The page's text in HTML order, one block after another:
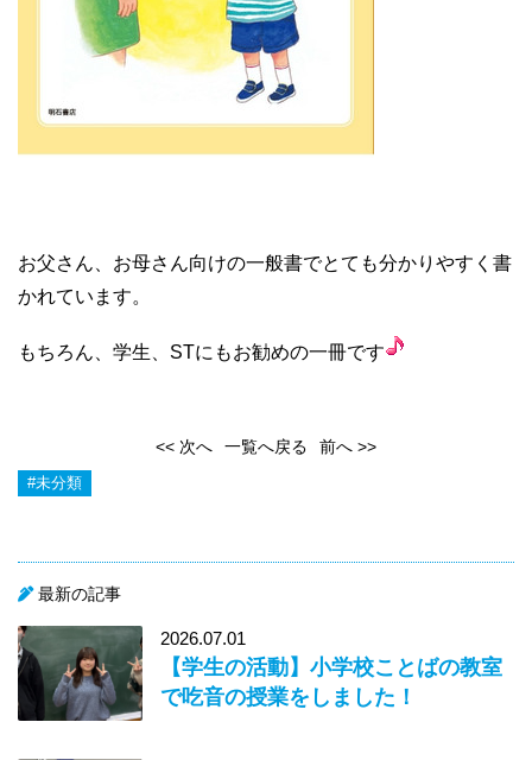
お父さん、お母さん向けの一般書でとても分かりやすく書
かれています。
もちろん、学生、STにもお勧めの一冊です
<< 次へ 一覧へ戻る 前へ >>
#未分類
最新の記事
2026.07.01
【学生の活動】小学校ことばの教室
で吃音の授業をしました！